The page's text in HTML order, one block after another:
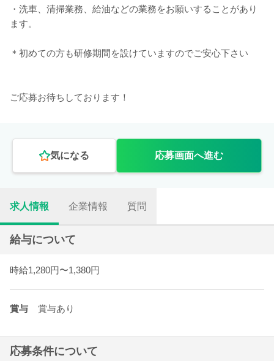
・洗車、清掃業務、給油などの業務をお願いすることがあり
ます。
＊初めての方も研修期間を設けていますのでご安心下さい
ご応募お待ちしております！
気になる 応募画面へ進む
求人情報 企業情報 質問
給与について
時給1,280円〜1,380円
賞与 賞与あり
応募条件について